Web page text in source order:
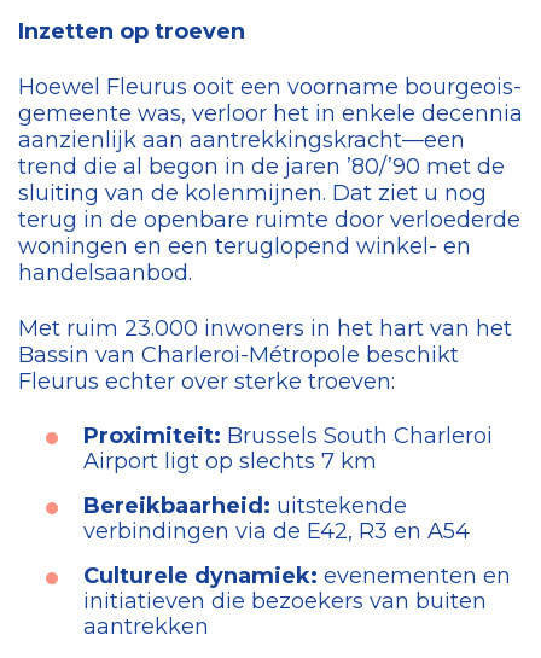
Inzetten op troeven
Hoewel Fleurus ooit een voorname bourgeois-
gemeente was, verloor het in enkele decennia
aanzienlijk aan aantrekkingskracht—een
trend die al begon in de jaren ’80/’90 met de
sluiting van de kolenmijnen. Dat ziet u nog
terug in de openbare ruimte door verloederde
woningen en een teruglopend winkel- en
handelsaanbod.
Met ruim 23.000 inwoners in het hart van het
Bassin van Charleroi-Métropole beschikt
Fleurus echter over sterke troeven:
Proximiteit: Brussels South Charleroi
Airport ligt op slechts 7 km
Bereikbaarheid: uitstekende
verbindingen via de E42, R3 en A54
Culturele dynamiek: evenementen en
initiatieven die bezoekers van buiten
aantrekken